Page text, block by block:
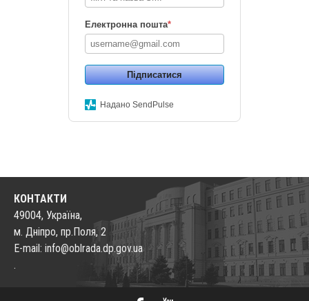
Електронна пошта*
Підписатися
Надано SendPulse
КОНТАКТИ
49004, Україна,
м. Дніпро, пр.Поля, 2
E-mail: info@oblrada.dp.gov.ua
.